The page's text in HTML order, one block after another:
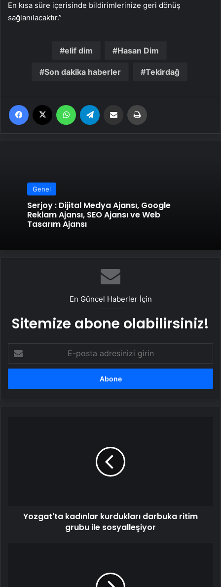
En kısa süre içerisinde bildirimlerinize geri dönüş
sağlanılacaktır.”
elif dim Hasan Dim
Son dakika haberler Tekirdağ
Facebook WhatsApp Email'den paylaş
Genel
Serjoy : Dijital Medya Ajansı, Google
Reklam Ajansı, SEO Ajansı ve Web
Tasarım Ajansı
En Güncel Haberler İçin
Sitemize abone olabilirsiniz!
posta
adresinizi
Yozgat'ta kadınlar kurdukları darbuka ritim
grubu ile sosyalleşiyor